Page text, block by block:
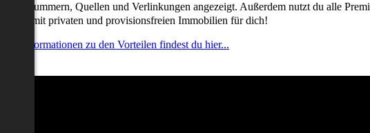
Quellen und Verlinkungen angezeigt. Außerdem nutzt du alle
mit privaten und provisionsfreien Immobilien für dich!
Informationen zu den Vorteilen findest du hier...